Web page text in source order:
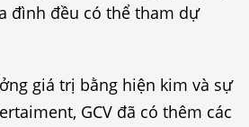
đình đều có thể tham dự
giá trị bằng hiện kim và sự
GCV đã có thêm các